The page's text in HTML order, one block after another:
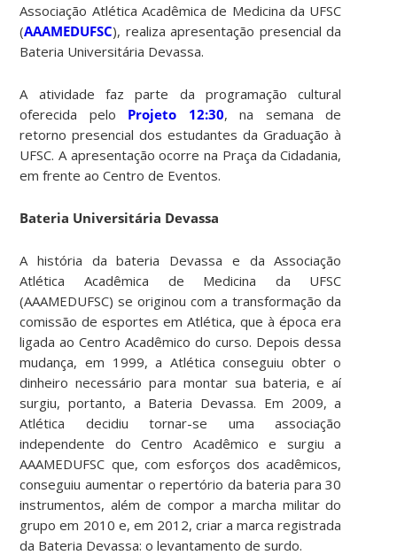
Associação Atlética Acadêmica de Medicina da UFSC
(AAAMEDUFSC), realiza apresentação presencial da
Bateria Universitária Devassa.
A atividade faz parte da programação cultural
oferecida pelo Projeto 12:30, na semana de
retorno presencial dos estudantes da Graduação à
UFSC. A apresentação ocorre na Praça da Cidadania,
em frente ao Centro de Eventos.
Bateria Universitária Devassa
A história da bateria Devassa e da Associação
Atlética Acadêmica de Medicina da UFSC
(AAAMEDUFSC) se originou com a transformação da
comissão de esportes em Atlética, que à época era
ligada ao Centro Acadêmico do curso. Depois dessa
mudança, em 1999, a Atlética conseguiu obter o
dinheiro necessário para montar sua bateria, e aí
surgiu, portanto, a Bateria Devassa. Em 2009, a
Atlética decidiu tornar-se uma associação
independente do Centro Acadêmico e surgiu a
AAAMEDUFSC que, com esforços dos acadêmicos,
conseguiu aumentar o repertório da bateria para 30
instrumentos, além de compor a marcha militar do
grupo em 2010 e, em 2012, criar a marca registrada
da Bateria Devassa: o levantamento de surdo.